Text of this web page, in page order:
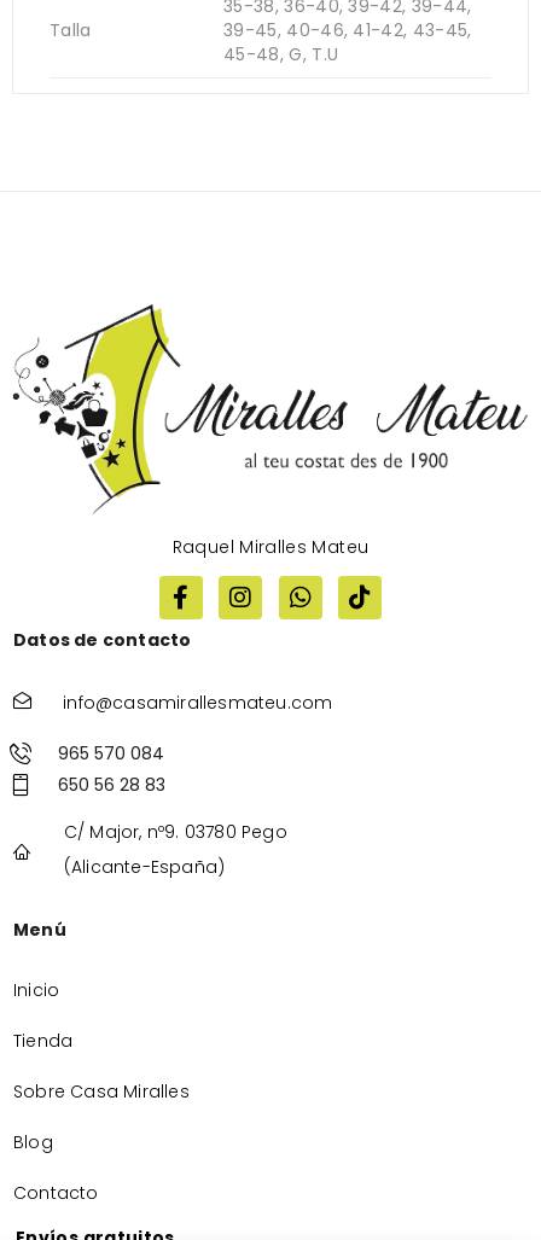
Talla
35-38, 36-40, 39-42, 39-44,
39-45, 40-46, 41-42, 43-45,
45-48, G, T.U
Raquel Miralles Mateu
Datos de contacto
info@casamirallesmateu.com
965 570 084
650 56 28 83
C/ Major, nº9. 03780 Pego
(Alicante-España)
Menú
Inicio
Tienda
Sobre Casa Miralles
Blog
Contacto